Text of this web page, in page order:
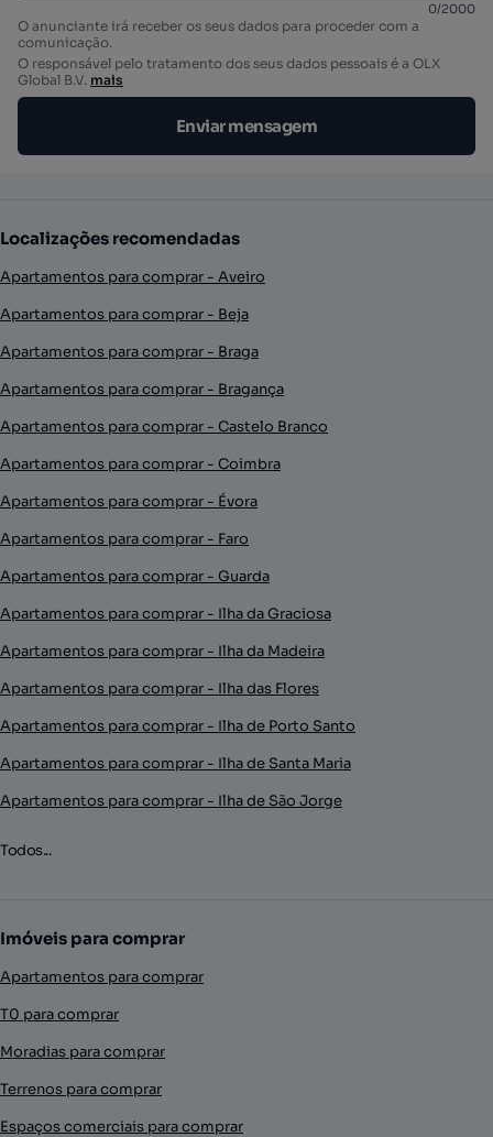
0/2000
O anunciante irá receber os seus dados para proceder com a
comunicação.
O responsável pelo tratamento dos seus dados pessoais é a OLX
Global B.V. mais
Enviar mensagem
Localizações recomendadas
Apartamentos para comprar - Aveiro
Apartamentos para comprar - Beja
Apartamentos para comprar - Braga
Apartamentos para comprar - Bragança
Apartamentos para comprar - Castelo Branco
Apartamentos para comprar - Coimbra
Apartamentos para comprar - Évora
Apartamentos para comprar - Faro
Apartamentos para comprar - Guarda
Apartamentos para comprar - Ilha da Graciosa
Apartamentos para comprar - Ilha da Madeira
Apartamentos para comprar - Ilha das Flores
Apartamentos para comprar - Ilha de Porto Santo
Apartamentos para comprar - Ilha de Santa Maria
Apartamentos para comprar - Ilha de São Jorge
Todos...
Imóveis para comprar
Apartamentos para comprar
T0 para comprar
Moradias para comprar
Terrenos para comprar
Espaços comerciais para comprar